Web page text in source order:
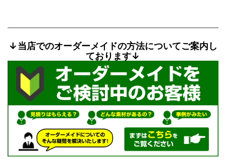
↓当店でのオーダーメイドの方法についてご案内し
ております↓